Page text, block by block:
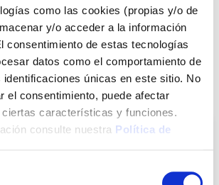
como las cookies (propias y/o de
y/o acceder a la información
consentimiento de estas tecnologías
datos como el comportamiento de
identificaciones únicas en este sitio. No
el consentimiento, puede afectar
ciertas características y funciones.
consulte nuestra Política de
ceras, fácil aplicación con trapo
Aprox. 1L/10-14m2
Ver más
interesar